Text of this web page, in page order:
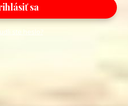
sa
ste heslo?